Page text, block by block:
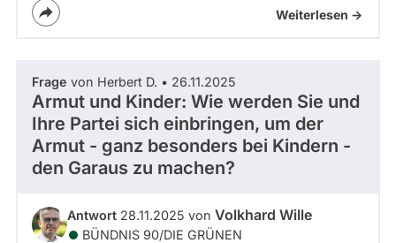
Weiterlesen ->
Frage von Herbert D. • 26.11.2025
Armut und Kinder: Wie werden Sie und
Ihre Partei sich einbringen, um der
Armut - ganz besonders bei Kindern -
den Garaus zu machen?
Antwort 28.11.2025 von Volkhard Wille
BÜNDNIS 90/­DIE GRÜNEN